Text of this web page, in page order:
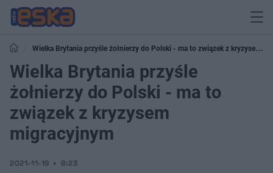
Wielka Brytania przyśle żołnierzy do Polski - ma to związek z kryzysem
migracyjnym
Wielka Brytania przyśle
żołnierzy do Polski - ma to
związek z kryzysem
migracyjnym
2021-11-19 8:23